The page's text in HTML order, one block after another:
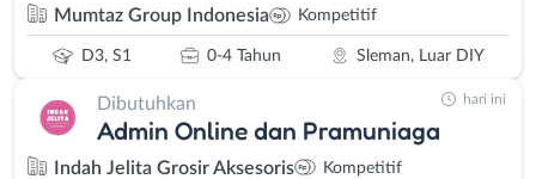
Mumtaz Group Indonesia Kompetitif
D3, S1 0-4 Tahun Sleman, Luar DIY
Dibutuhkan
Admin Online dan Pramuniaga
Indah Jelita Grosir Aksesoris Kompetitif
hari ini